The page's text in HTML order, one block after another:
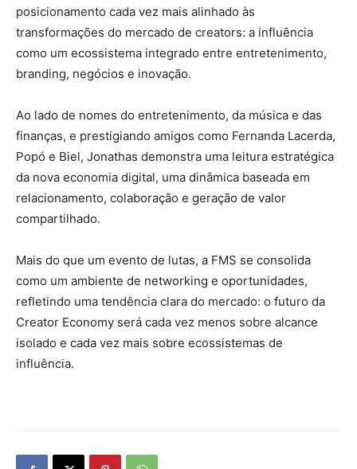
posicionamento cada vez mais alinhado às
transformações do mercado de creators: a influência
como um ecossistema integrado entre entretenimento,
branding, negócios e inovação.
Ao lado de nomes do entretenimento, da música e das
finanças, e prestigiando amigos como Fernanda Lacerda,
Popó e Biel, Jonathas demonstra uma leitura estratégica
da nova economia digital, uma dinâmica baseada em
relacionamento, colaboração e geração de valor
compartilhado.
Mais do que um evento de lutas, a FMS se consolida
como um ambiente de networking e oportunidades,
refletindo uma tendência clara do mercado: o futuro da
Creator Economy será cada vez menos sobre alcance
isolado e cada vez mais sobre ecossistemas de
influência.